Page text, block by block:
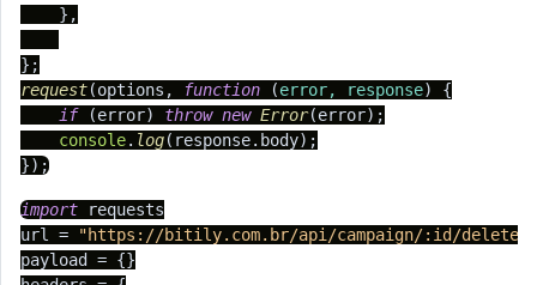
    },
request(options, function (error, response) {
if (error) throw new Error(error);
console. log(response. body);
});
import requests
url =
"https://bitily.com.br/api/campaign/:id/delete"
payload = {}